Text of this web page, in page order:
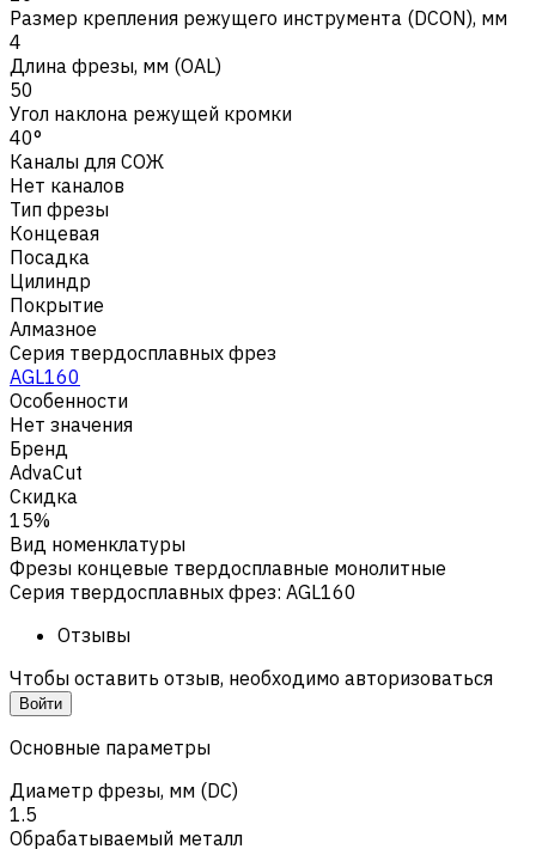
Размер крепления режущего инструмента (DCON), мм
4
Длина фрезы, мм (OAL)
50
Угол наклона режущей кромки
40°
Каналы для СОЖ
Нет каналов
Тип фрезы
Концевая
Посадка
Цилиндр
Покрытие
Алмазное
Серия твердосплавных фрез
AGL160
Особенности
Нет значения
Бренд
AdvaCut
Скидка
15%
Вид номенклатуры
Фрезы концевые твердосплавные монолитные
Серия твердосплавных фрез: AGL160
Отзывы
Чтобы оставить отзыв, необходимо авторизоваться
Войти
Основные параметры
Диаметр фрезы, мм (DC)
1.5
Обрабатываемый металл